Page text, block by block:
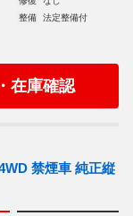
整備
法定整備付
在庫確認
禁煙車 純正縦